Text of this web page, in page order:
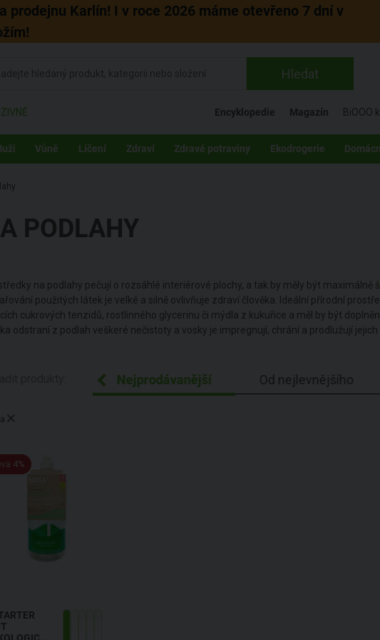
prodejnu Karlín! I v roce 2026 máme otevřeno 7 dní v
Hledat
Encyklopedie Magazín BiOOO
Vůně Líčení Zdraví Zdravé potraviny Ekodrogerie
PODLAHY
na podlahy pečují o rozsáhlé interiérové plochy, a tak by měly být maximálně
použitých látek je velké a silně ovlivňuje zdraví člověka. Ideální přírodní
cukrových tenzidů, rostlinného glycerinu či mýdla z kukuřice a měl by být
odstraní z podlah veškeré nečistoty a vosky je impregnují, chrání a prodlužují
Nejprodávanější Od nejlevnějšího
4%